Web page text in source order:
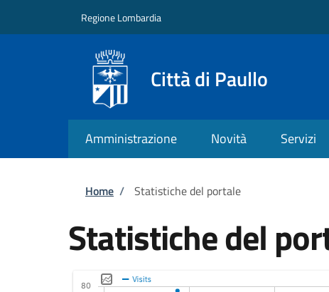
Regione Lombardia
Città di Paullo
Amministrazione Novità Servizi
Briciole di pane
Home / Statistiche del portale
Statistiche del